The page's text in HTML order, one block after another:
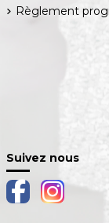
Règlement
Suivez nous